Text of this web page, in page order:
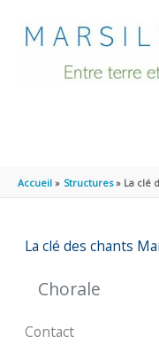
Accueil Structures La clé
La clé des chants
Chorale
Contact